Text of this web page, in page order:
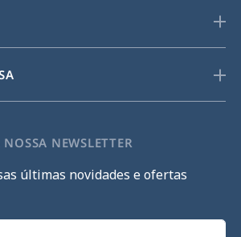
NEWSLETTER
últimas novidades e ofertas